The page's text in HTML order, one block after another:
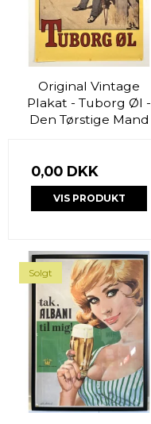
Original Vintage
Plakat - Tuborg Øl -
Den Tørstige Mand
0,00 DKK
VIS PRODUKT
Solgt